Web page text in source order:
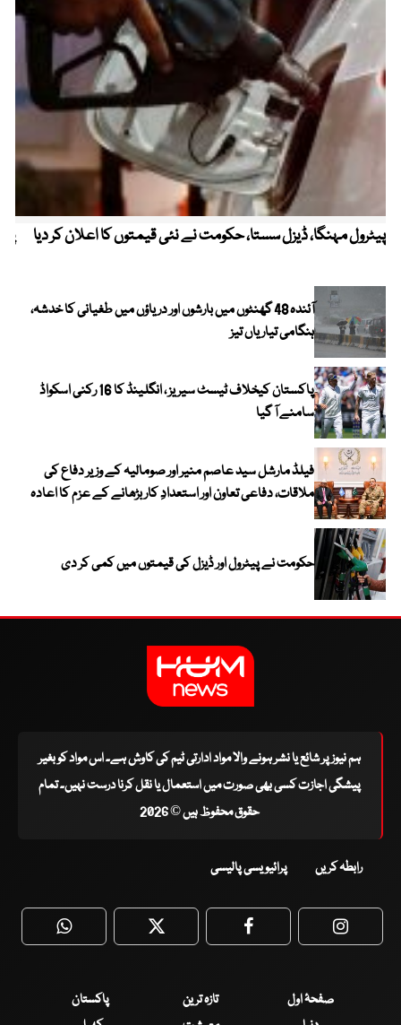
پیٹرول مہنگا، ڈیزل سستا، حکومت نے نئی قیمتوں کا اعلان کر دیا
آئندہ 48 گھنٹوں میں بارشوں اور دریاؤں میں طغیانی کا خدشہ،
ہنگامی تیاریاں تیز
پاکستان کیخلاف ٹیسٹ سیریز ، انگلینڈ کا 16 رکنی اسکواڈ
سامنے آ گیا
فیلڈ مارشل سید عاصم منیر اور صومالیہ کے وزیر دفاع کی
ملاقات، دفاعی تعاون اور استعدادِ کار بڑھانے کے عزم کا اعادہ
حکومت نے پیٹرول اور ڈیزل کی قیمتوں میں کمی کر دی
ہم نیوز پر شائع یا نشر ہونے والا مواد ادارتی ٹیم کی کاوش ہے۔ اس مواد کو بغیر
پیشگی اجازت کسی بھی صورت میں استعمال یا نقل کرنا درست نہیں۔ تمام
حقوق محفوظ ہیں © 2026
رابطہ کریں پرائیویسی پالیسی
WhatsApp Twitter Facebook
صفحۂ اول تازہ ترین
پاکستان